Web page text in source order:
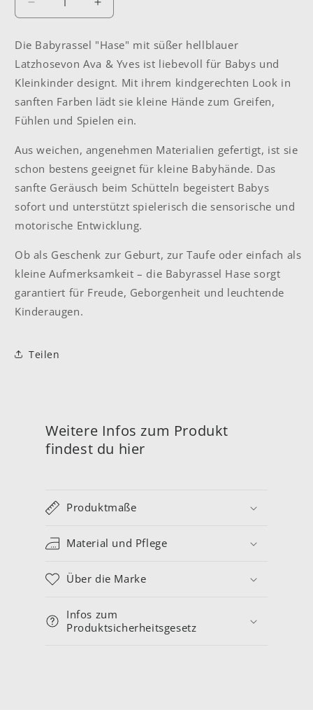
Verringere
die
Menge
für
Babyrassel
&quot;Hase&quot;
blau
Erhöhe
die
für
Babyrassel
&quot;Hase&quot;
blau
Die Babyrassel "Hase" mit süßer hellblauer
Latzhosevon Ava & Yves ist liebevoll für Babys und
Kleinkinder designt. Mit ihrem kindgerechten Look in
sanften Farben lädt sie kleine Hände zum Greifen,
Fühlen und Spielen ein.
Aus weichen, angenehmen Materialien gefertigt, ist sie
schon bestens geeignet für kleine Babyhände. Das
sanfte Geräusch beim Schütteln begeistert Babys
sofort und unterstützt spielerisch die sensorische und
motorische Entwicklung.
Ob als Geschenk zur Geburt, zur Taufe oder einfach als
kleine Aufmerksamkeit – die Babyrassel Hase sorgt
garantiert für Freude, Geborgenheit und leuchtende
Kinderaugen.
Teilen
Weitere Infos zum Produkt
findest du hier
Produktmaße
Material und Pflege
Über die Marke
Infos zum
Produktsicherheitsgesetz